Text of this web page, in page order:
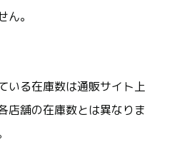
ん。
いる在庫数は通販サイト上
店舗の在庫数とは異なりま